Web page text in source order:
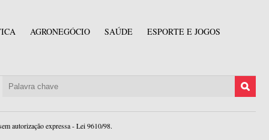
AGRONEGÓCIO SAÚDE ESPORTE E JOGOS
autorização expressa - Lei 9610/98.